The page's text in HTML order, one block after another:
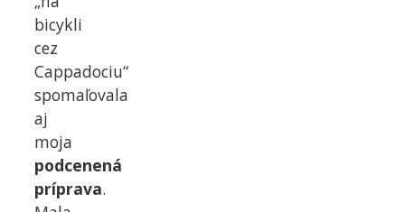
bicykli
cez
Cappadociu“
spomaľovala
aj
moja
podcenená
príprava.